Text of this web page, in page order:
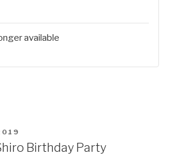
available
Birthday Party